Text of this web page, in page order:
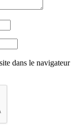
dans le navigateur